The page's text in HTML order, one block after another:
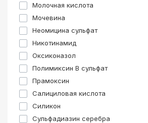
Молочная кислота
Мочевина
Неомицина сульфат
Никотинамид
Оксиконазол
Полимиксин B сульфат
Прамоксин
Салициловая кислота
Силикон
Сульфадиазин серебра